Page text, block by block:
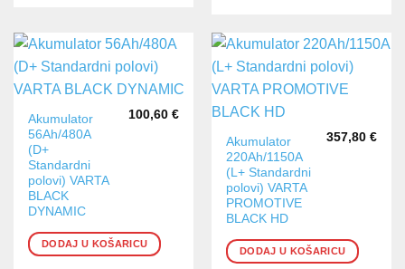
Akumulator
56Ah/480A
(D+
Standardni
polovi) VARTA
BLACK
DYNAMIC
100,60 €
DODAJ U KOŠARICU
Akumulator
220Ah/1150A
(L+ Standardni
polovi) VARTA
PROMOTIVE
BLACK HD
357,80 €
DODAJ U KOŠARICU